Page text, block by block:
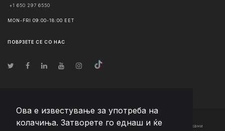
Ова е известување за употреба на
колачиња. Затворете го еднаш и ќе
+1 650 297 6550
MON-FRI 09:00-18:00 EET
ПОВРЗЕТЕ СЕ СО НАС
© Авторско право2026 Team Extension Macedonia - Сите права задржани